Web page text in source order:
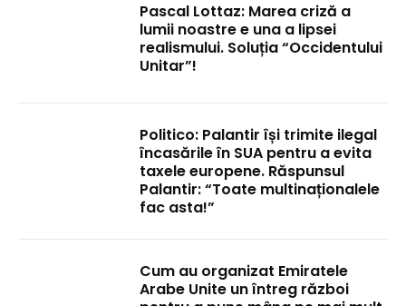
Pascal Lottaz: Marea criză a
lumii noastre e una a lipsei
realismului. Soluția “Occidentului
Unitar”!
Politico: Palantir își trimite ilegal
încasările în SUA pentru a evita
taxele europene. Răspunsul
Palantir: “Toate multinaționalele
fac asta!”
Cum au organizat Emiratele
Arabe Unite un întreg război